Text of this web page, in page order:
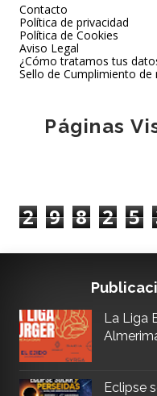
Contacto
Política de privacidad
Política de Cookies
Aviso Legal
¿Cómo tratamos tus
Sello de Cumplimiento de
Páginas
2 9 8 2 5
La Liga
Eclipse